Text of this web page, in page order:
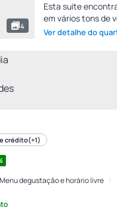
4
Esta suíte
em vários tons de
Ver detalhe do
crédito(+1)
degustação e horário livre